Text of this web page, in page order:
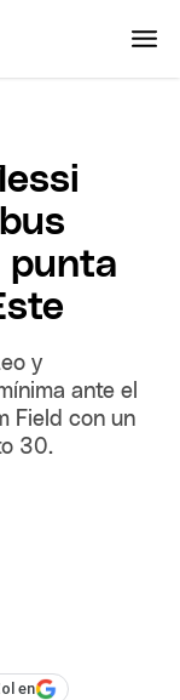
punta
y
ante el
Field con un
30.
en